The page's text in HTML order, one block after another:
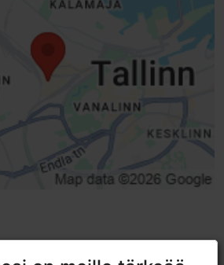
annetut arviot